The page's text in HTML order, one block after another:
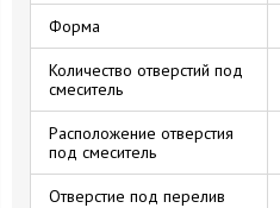
Форма
Количество отверстий под
смеситель
Расположение отверстия
под смеситель
Отверстие под перелив